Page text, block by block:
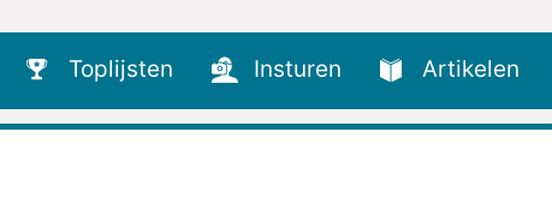
Toplijsten Insturen Artikelen